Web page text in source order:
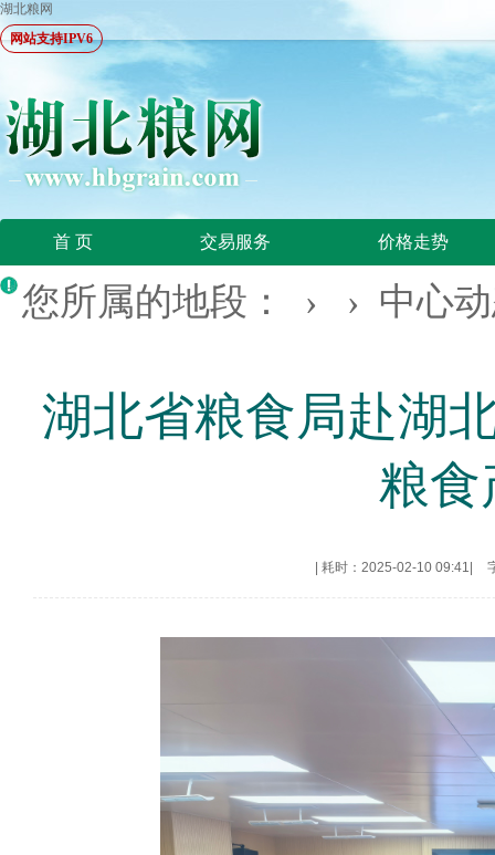
湖北粮网
网站支持IPV6
首 页 交易服务 价格走势
您所属的地段： › › 中心
湖北省粮食局赴湖
粮食
耗时：2025-02-10 09:41